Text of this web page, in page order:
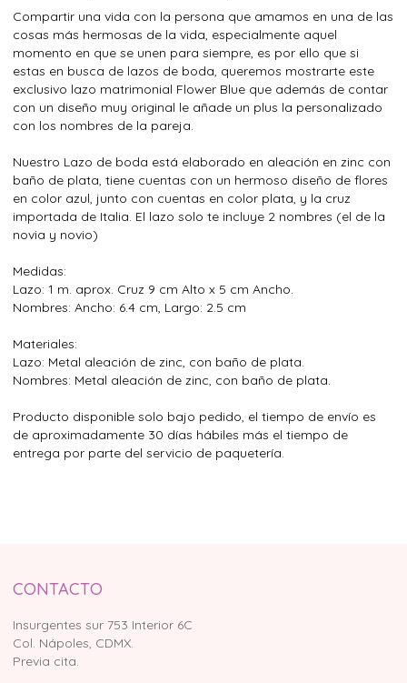
Compartir una vida con la persona que amamos en una de las
cosas más hermosas de la vida, especialmente aquel
momento en que se unen para siempre, es por ello que si
estas en busca de lazos de boda, queremos mostrarte este
exclusivo lazo matrimonial Flower Blue que además de contar
con un diseño muy original le añade un plus la personalizado
con los nombres de la pareja.
Nuestro Lazo de boda está elaborado en aleación en zinc con
baño de plata, tiene cuentas con un hermoso diseño de flores
en color azul, junto con cuentas en color plata, y la cruz
importada de Italia. El lazo solo te incluye 2 nombres (el de la
novia y novio)
Medidas:
Lazo: 1 m. aprox. Cruz 9 cm Alto x 5 cm Ancho.
Nombres: Ancho: 6.4 cm, Largo: 2.5 cm
Materiales:
Lazo: Metal aleación de zinc, con baño de plata.
Nombres: Metal aleación de zinc, con baño de plata.
Producto disponible solo bajo pedido, el tiempo de envío es
de aproximadamente 30 días hábiles más el tiempo de
entrega por parte del servicio de paquetería.
CONTACTO
Insurgentes sur 753 Interior 6C
Col. Nápoles, CDMX.
Previa cita.